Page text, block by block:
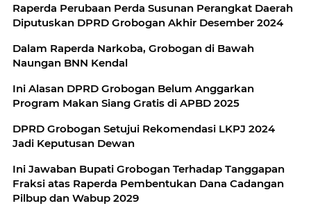
Raperda Perubaan Perda Susunan Perangkat Daerah
Diputuskan DPRD Grobogan Akhir Desember 2024
Dalam Raperda Narkoba, Grobogan di Bawah
Naungan BNN Kendal
Ini Alasan DPRD Grobogan Belum Anggarkan
Program Makan Siang Gratis di APBD 2025
DPRD Grobogan Setujui Rekomendasi LKPJ 2024
Jadi Keputusan Dewan
Ini Jawaban Bupati Grobogan Terhadap Tanggapan
Fraksi atas Raperda Pembentukan Dana Cadangan
Pilbup dan Wabup 2029